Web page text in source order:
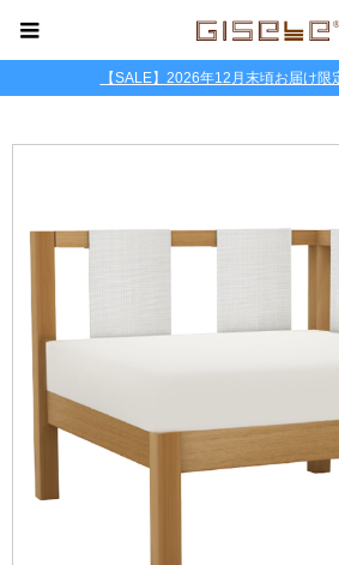
【SALE】2026年12月末頃お届け限